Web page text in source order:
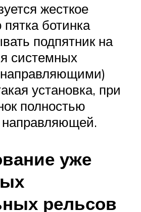
жесткое
ботинка
подпятник на
системных
установка, при
полностью
направляющей.
уже
рельсов